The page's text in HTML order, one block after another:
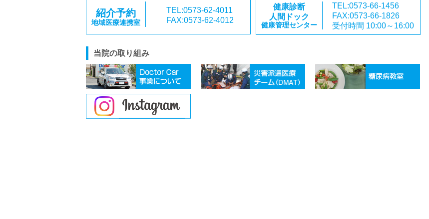
紹介予約
地域医療連携室
TEL:0573-62-4011
FAX:0573-62-4012
健康診断
人間ドック
健康管理センター
TEL:0573-66-1456
FAX:0573-66-1826
受付時間 10:00～16:00
当院の取り組み